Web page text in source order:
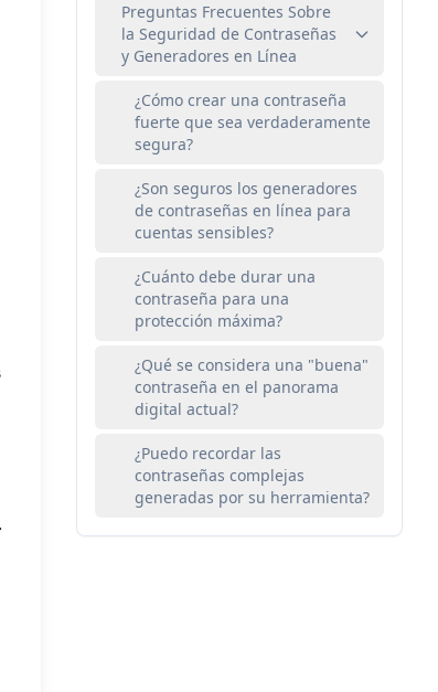
Preguntas Frecuentes Sobre
la Seguridad de Contraseñas
y Generadores en Línea
¿Cómo crear una contraseña
fuerte que sea verdaderamente
segura?
¿Son seguros los generadores
de contraseñas en línea para
cuentas sensibles?
¿Cuánto debe durar una
contraseña para una
protección máxima?
¿Qué se considera una "buena"
contraseña en el panorama
digital actual?
¿Puedo recordar las
contraseñas complejas
generadas por su herramienta?